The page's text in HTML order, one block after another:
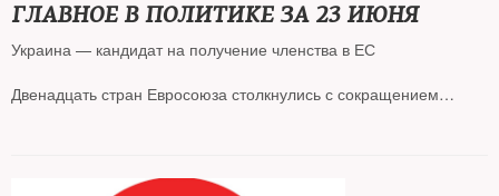
ГЛАВНОЕ В ПОЛИТИКЕ ЗА 23 ИЮНЯ
Украина — кандидат на получение членства в ЕС
Двенадцать стран Евросоюза столкнулись с сокращением